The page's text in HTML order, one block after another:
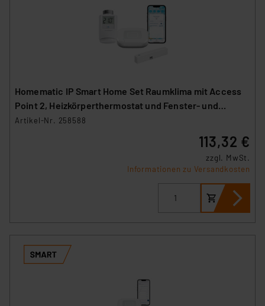
Homematic IP Smart Home Set Raumklima mit Access
Point 2, Heizkörperthermostat und Fenster- und
Türkontakt
Artikel-Nr. 258588
113,32 €
zzgl. MwSt.
Informationen zu Versandkosten